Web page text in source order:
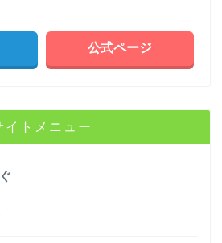
公式ページ
イトメニュー